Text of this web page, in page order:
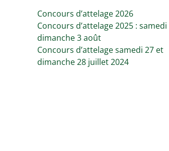
Concours d’attelage 2026
Concours d’attelage 2025 :
dimanche 3 août
Concours d’attelage samedi 27 et
dimanche 28 juillet 2024